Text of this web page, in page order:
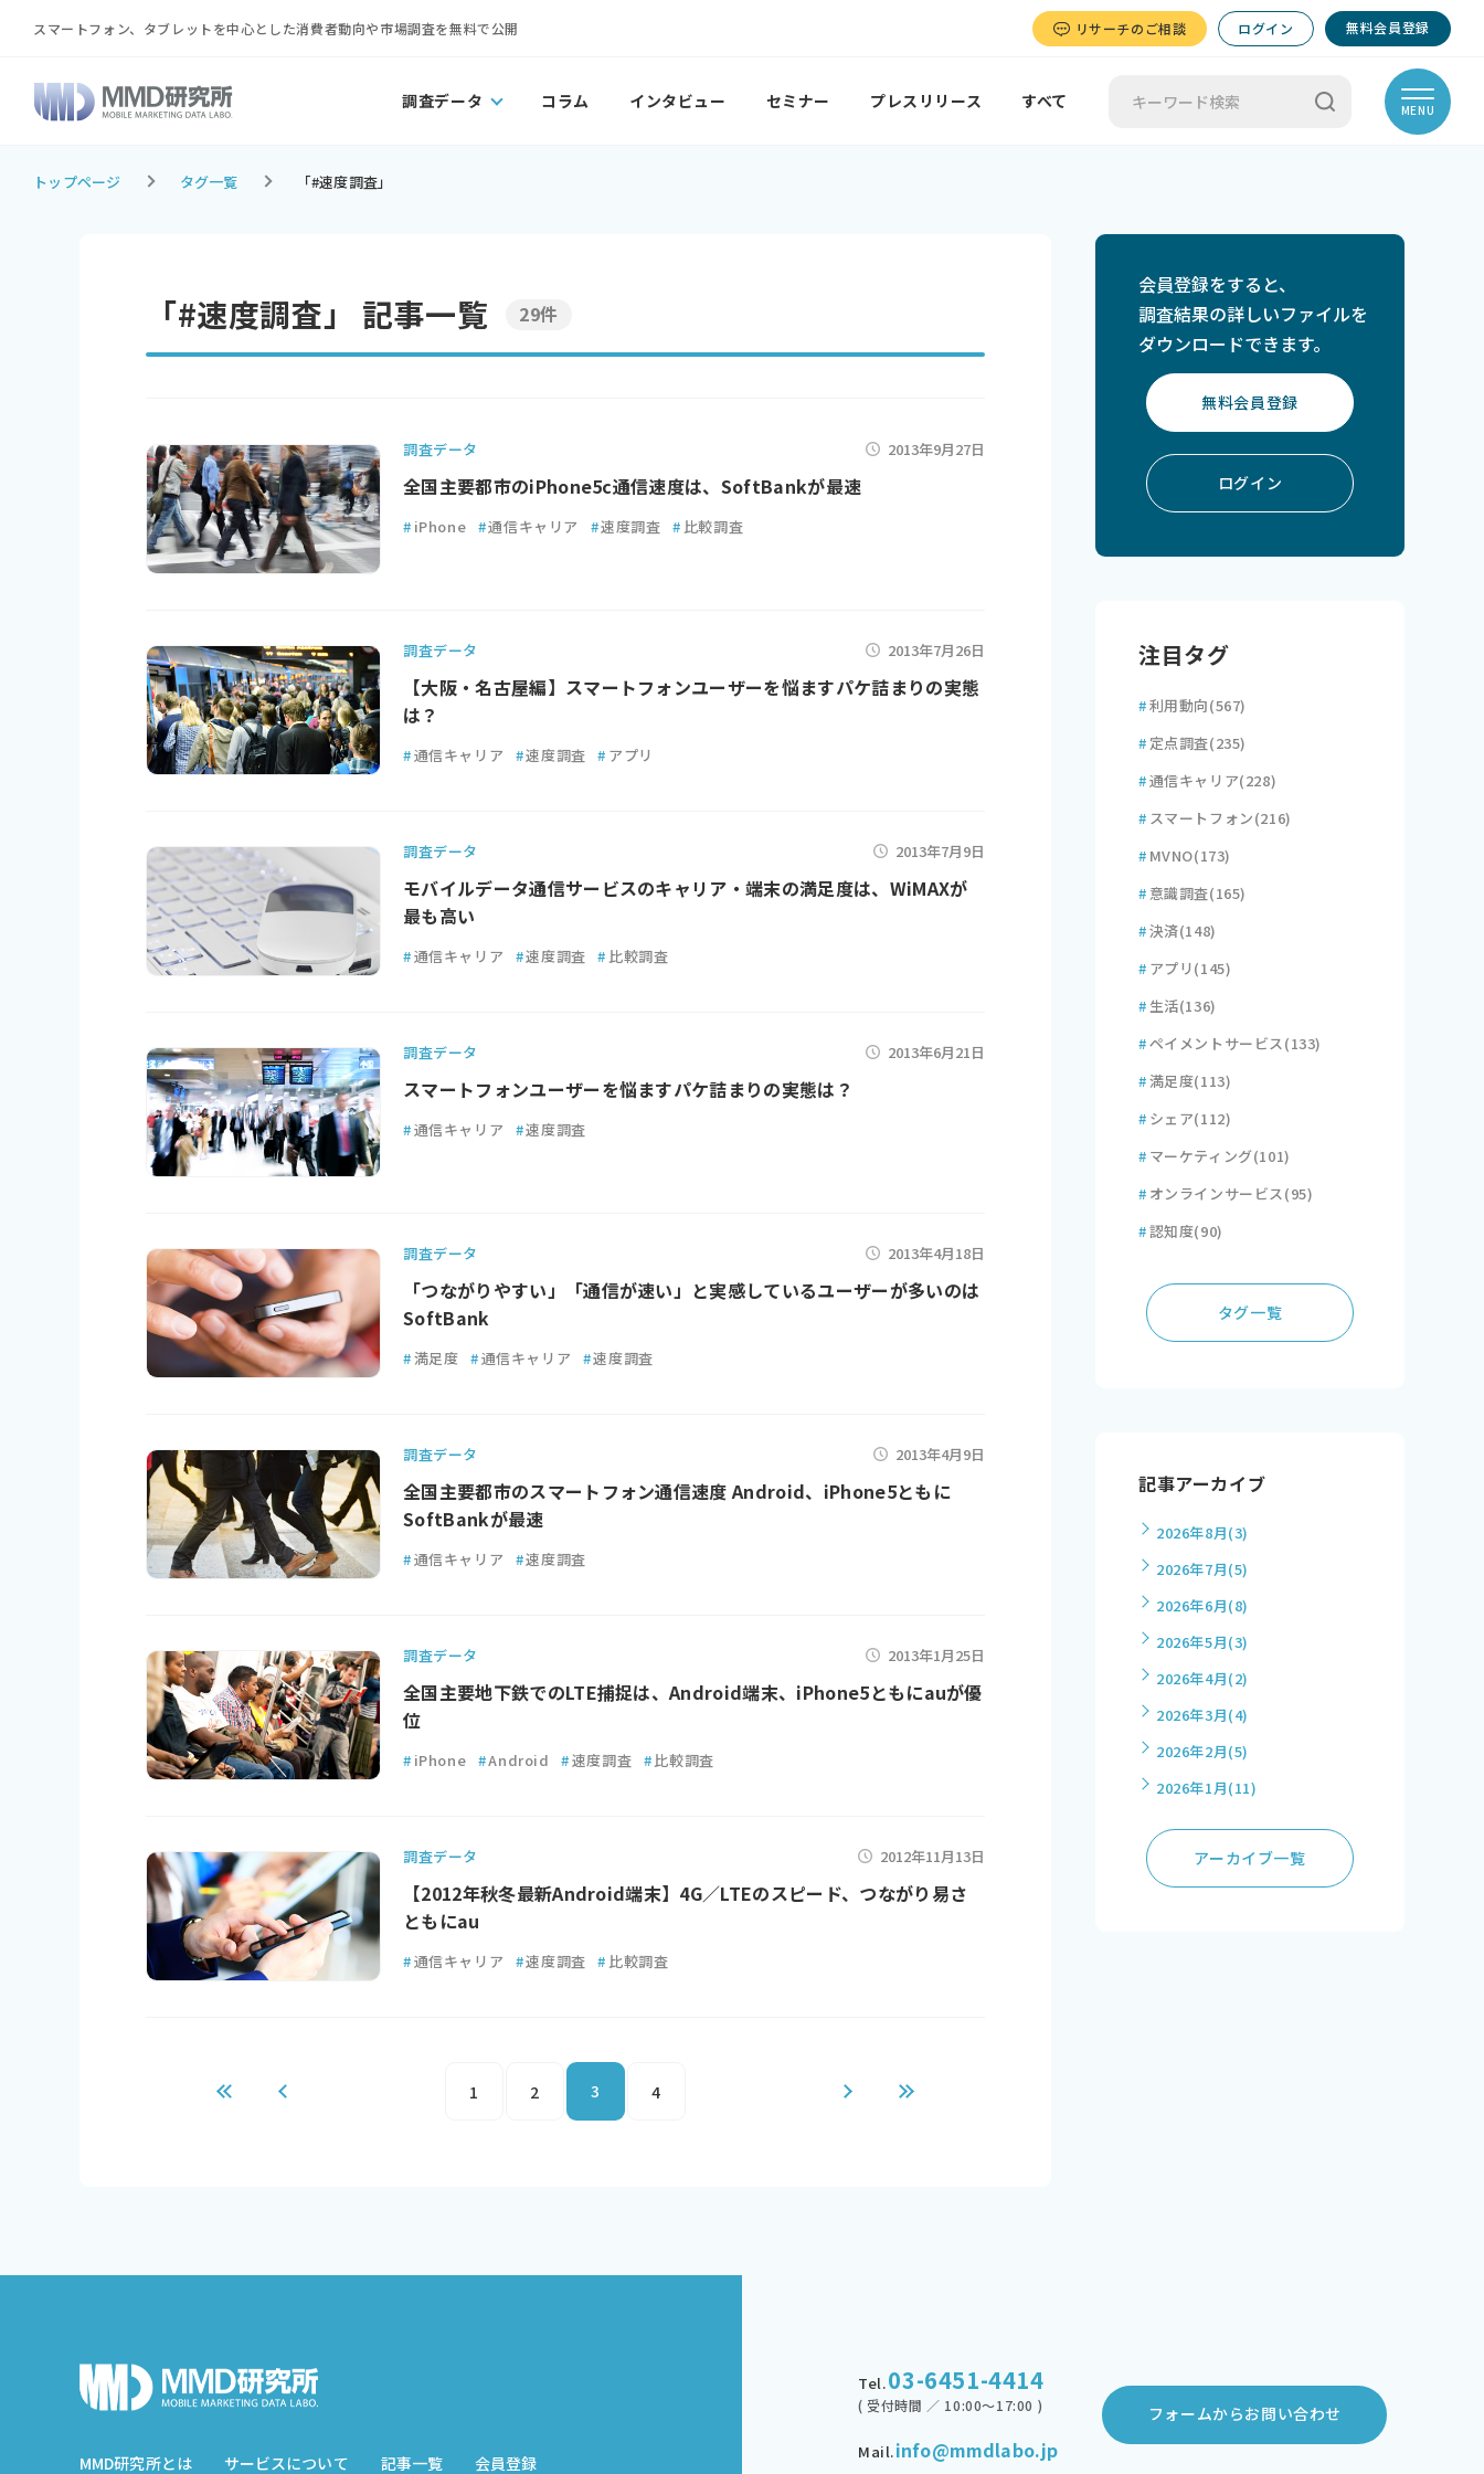
スマートフォン、タブレットを中心とした消費者動向や市場調査を無料で公開 リサーチのご相談 ログイン 無料会員登録
調査データ コラム インタビュー セミナー プレスリリース すべて MENU
トップページ タグ一覧 「#速度調査」
「#速度調査」 記事一覧 29件
調査データ 2013年9月27日
全国主要都市のiPhone5c通信速度は、SoftBankが最速
# iPhone #通信キャリア #速度調査 # 比較調査
調査データ 2013年7月26日
【大阪・名古屋編】スマートフォンユーザーを悩ますパケ詰まりの実態
は？
#通信キャリア #速度調査 # アプリ
調査データ 2013年7月9日
モバイルデータ通信サービスのキャリア・端末の満足度は、WiMAXが
最も高い
#通信キャリア #速度調査 # 比較調査
調査データ 2013年6月21日
スマートフォンユーザーを悩ますパケ詰まりの実態は？
#通信キャリア #速度調査
調査データ 2013年4月18日
「つながりやすい」「通信が速い」と実感しているユーザーが多いのは
SoftBank
#満足度 #通信キャリア #速度調査
調査データ 2013年4月9日
全国主要都市のスマートフォン通信速度 Android、iPhone5ともに
SoftBankが最速
#通信キャリア #速度調査
調査データ 2013年1月25日
全国主要地下鉄でのLTE捕捉は、Android端末、iPhone5ともにauが優
位
# iPhone #Android #速度調査 #比較調査
調査データ 2012年11月13日
【2012年秋冬最新Android端末】4G／LTEのスピード、つながり易さ
ともにau
#通信キャリア #速度調査 # 比較調査
1 2 3 4
会員登録をすると、
調査結果の詳しいファイルを
ダウンロードできます。
無料会員登録
ログイン
注目タグ
#利用動向(567)
# 定点調査(235)
#通信キャリア(228)
# スマートフォン(216)
# MVNO(173)
# 意識調査(165)
#決済(148)
# アプリ(145)
# 生活(136)
#ペイメントサービス(133)
#満足度(113)
# シェア(112)
# マーケティング(101)
# オンラインサービス(95)
#認知度(90)
タグ一覧
記事アーカイブ
2026年8月(3)
2026年7月(5)
2026年6月(8)
2026年5月(3)
2026年4月(2)
2026年3月(4)
2026年2月(5)
2026年1月(11)
アーカイブ一覧
MMD研究所とは サービスについて 記事一覧 会員登録
Tel.03-6451-4414
( 受付時間 ／ 10:00～17:00 )
Mail.info@mmdlabo.jp
フォームからお問い合わせ